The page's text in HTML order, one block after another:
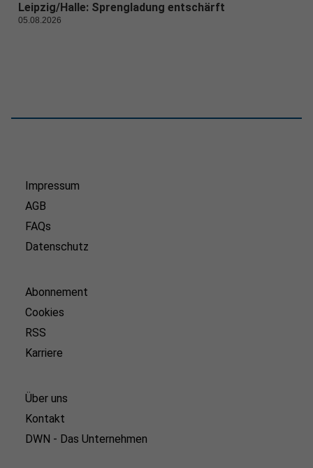
Leipzig/Halle: Sprengladung entschärft
05.08.2026
Impressum
AGB
FAQs
Datenschutz
Abonnement
Cookies
RSS
Karriere
Über uns
Kontakt
DWN - Das Unternehmen